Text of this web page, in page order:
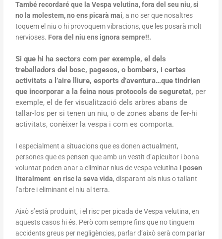
També recordaré que la Vespa velutina, fora del seu niu, si
no la molestem, no ens picarà mai, a no ser que nosaltres
toquem el niu o hi provoquem vibracions, que les posarà molt
nervioses. Fora del niu ens ignora sempre!!.
Si que hi ha sectors com per exemple, el dels
treballadors del bosc, pagesos, o bombers, i certes
activitats a l’aire lliure, esports d’aventura…que tindrien
que incorporar a la feina nous protocols de seguretat, per
exemple, el de fer visualització dels arbres abans de
tallar-los per si tenen un niu, o de zones abans de fer-hi
activitats, conèixer la vespa i com es comporta.
I especialment a situacions que es donen actualment,
persones que es pensen que amb un vestit d’apicultor i bona
voluntat poden anar a eliminar nius de vespa velutina i posen
literalment en risc la seva vida, disparant als nius o tallant
l’arbre i eliminant el niu al terra.
Això s’està produint, i el risc per picada de Vespa velutina, en
aquests casos hi és. Però com sempre fins que no tinguem
accidents greus per negligències, parlar d’això serà com parlar